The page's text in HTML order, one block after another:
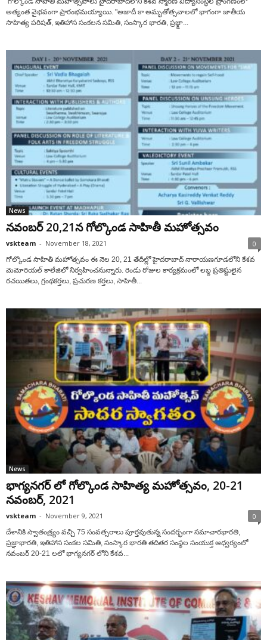
అత్యంత వైభ‌వంగా ప్రారంభ‌మ‌య్యాయి. "అజాదీ కా అమృతోత్స‌వాల‌లో భాగంగా జాతీయ
సాహిత్య పరిష‌త్‌, ఇతిహాస సంక‌ల‌న స‌మితి, సంస్కార భార‌తి, ప్ర‌జ్క్షా...
News
న‌వంబ‌ర్ 20,21న గోల్కొండ సాహితీ మ‌హోత్స‌వం
vskteam - November 18, 2021 0
గోల్కొండ సాహితీ మ‌హోత్స‌వం ఈ నెల 20, 21 తేదీల్లో హైద‌రాబాద్ నారాయ‌ణ‌గూడ‌లోని కేశవ
మెమోరియల్ కాలేజిలో నిర్వహించ‌నున్నారు. రెండు రోజుల కార్యక్రమంలో లబ్ద ప్రతిష్టులైన
రచయితలు, గ్రంథకర్తలు, ప్రచురణ క‌ర్త‌లు, సాహితీ...
News
భాగ్యనగర్ లో గోల్కొండ సాహిత్య మహోత్సవం, 20-21
నవంబర్, 2021
vskteam - November 9, 2021 0
దేశానికి స్వాతంత్ర్యం వచ్చి 75 సంవత్సరాలు పూర్తవుతున్న సందర్భంగా సమాచారభారతి,
ప్రజ్ఞాభారతి, ఇతిహాస సంకల సమితి, సంస్కార భారతి తదితర సంస్థల సంయుక్త ఆధ్వర్యంలో
నవంబర్ 20-21 లలో భాగ్యనగర్ లోని కేశవ...